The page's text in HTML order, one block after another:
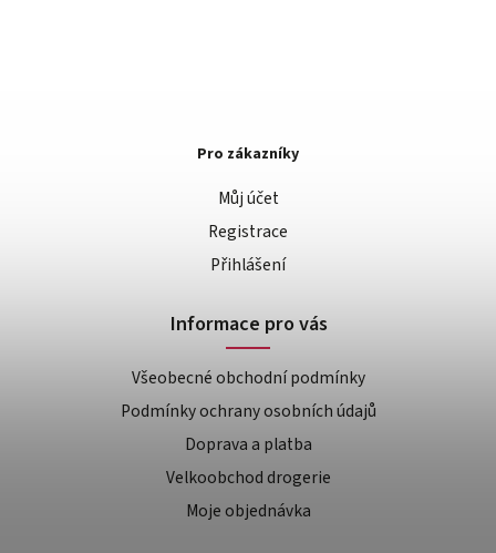
Pro zákazníky
Můj účet
Registrace
Přihlášení
Informace pro vás
Všeobecné obchodní podmínky
Podmínky ochrany osobních údajů
Doprava a platba
Velkoobchod drogerie
Moje objednávka